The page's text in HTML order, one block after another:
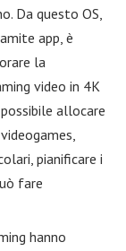
Da questo OS,
app, è
la
video in 4K
allocare
pianificare i
fare
hanno